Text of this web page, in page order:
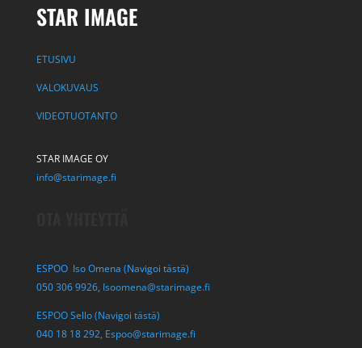
STAR IMAGE
ETUSIVU
VALOKUVAUS
VIDEOTUOTANTO
STAR IMAGE OY
info@starimage.fi
ESPOO Iso Omena (Navigoi tästä)
050 306 9926, Isoomena@starimage.fi
ESPOO Sello (Navigoi tästä)
040 18 18 292, Espoo@starimage.fi